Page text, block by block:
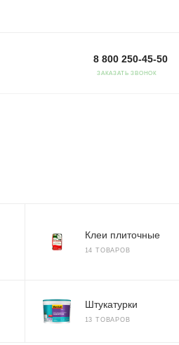
8 800 250-45-50
ЗАКАЗАТЬ ЗВОНОК
Клеи плиточные
14 ТОВАРОВ
Штукатурки
13 ТОВАРОВ